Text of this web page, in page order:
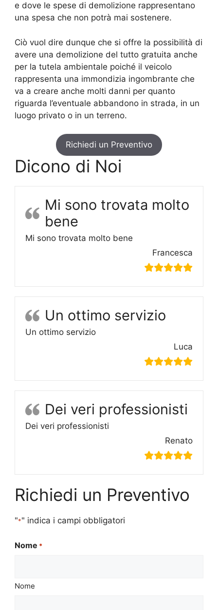
e dove le spese di demolizione rappresentano
una spesa che non potrà mai sostenere.
Ciò vuol dire dunque che si offre la possibilità di
avere una demolizione del tutto gratuita anche
per la tutela ambientale poiché il veicolo
rappresenta una immondizia ingombrante che
va a creare anche molti danni per quanto
riguarda l’eventuale abbandono in strada, in un
luogo privato o in un terreno.
Richiedi un Preventivo
Dicono di Noi
Mi sono trovata molto
bene
Mi sono trovata molto bene
Francesca
Un ottimo servizio
Un ottimo servizio
Luca
Dei veri professionisti
Dei veri professionisti
Renato
Richiedi un Preventivo
"*" indica i campi obbligatori
Nome *
Nome